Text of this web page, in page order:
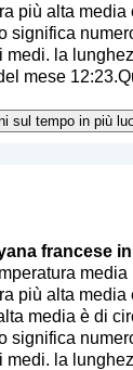
più alta
significa
la
mese
sul tempo in più
francese
più alta
media è di
significa
la